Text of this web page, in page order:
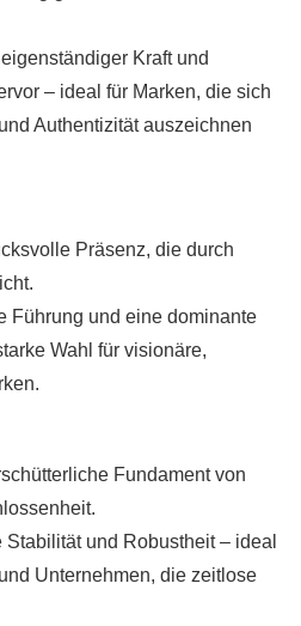
Kraft und
– ideal für Marken, die sich
Authentizität auszeichnen
Präsenz, die durch
Führung und eine dominante
Wahl für visionäre,
Fundament von
und Robustheit – ideal
Unternehmen, die zeitlose